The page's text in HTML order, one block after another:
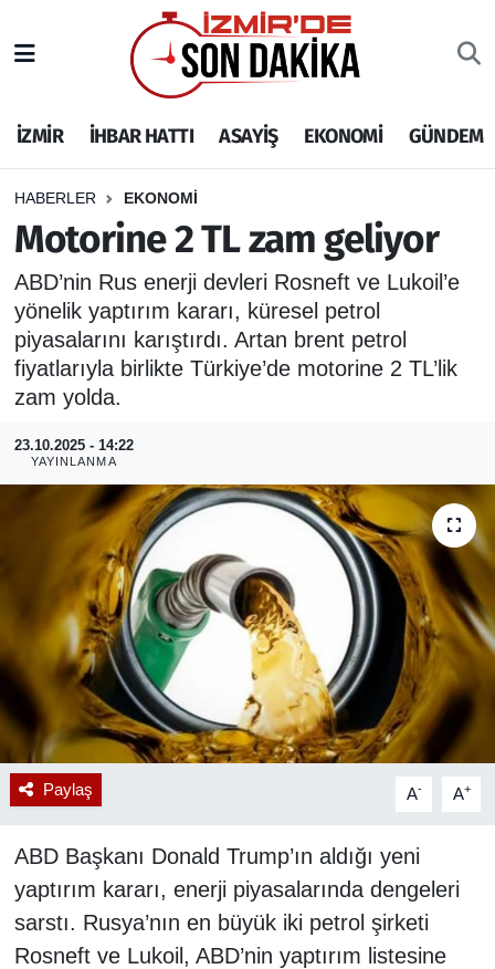
İZMİR İHBAR HATTI ASAYİŞ EKONOMİ GÜNDEM
HABERLER EKONOMİ
Motorine 2 TL zam geliyor
ABD’nin Rus enerji devleri Rosneft ve Lukoil’e
yönelik yaptırım kararı, küresel petrol
piyasalarını karıştırdı. Artan brent petrol
fiyatlarıyla birlikte Türkiye’de motorine 2 TL’lik
zam yolda.
23.10.2025 - 14:22
YAYINLANMA
Paylaş A- A+
ABD Başkanı Donald Trump’ın aldığı yeni
yaptırım kararı, enerji piyasalarında dengeleri
sarstı. Rusya’nın en büyük iki petrol şirketi
Rosneft ve Lukoil, ABD’nin yaptırım listesine
İHBAR HATTI
DEPREM
GENEL
EKONOMİ
SİYASET
RESMİ REKLAM
İzmir Nöbetçi Eczaneler
İzmir Hava Durumu
İzmir Namaz Vakitleri
İzmir Trafik Yoğunluk Haritası
Puan Durumu ve Fikstür
Tüm Manşetler